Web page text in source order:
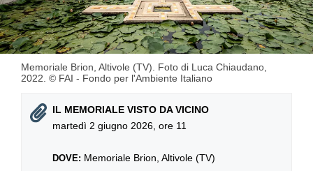
Memoriale Brion, Altivole (TV). Foto di Luca Chiaudano,
2022. © FAI - Fondo per l'Ambiente Italiano
IL MEMORIALE VISTO DA VICINO
martedì 2 giugno 2026, ore 11
DOVE: Memoriale Brion, Altivole (TV)